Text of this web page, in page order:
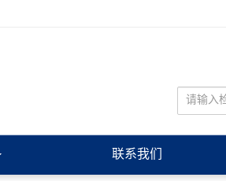
联系我们